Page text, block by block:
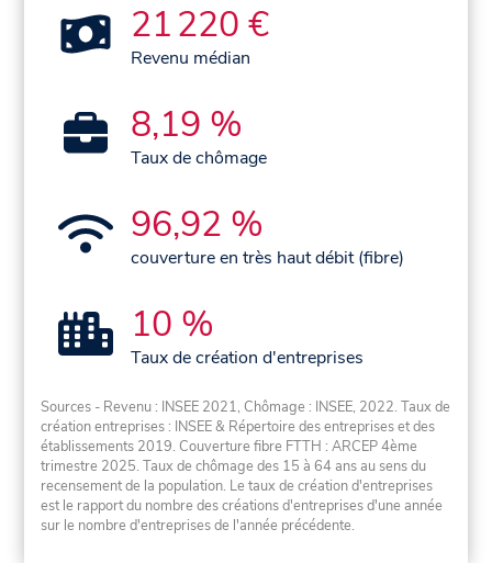
21 220 €
Revenu médian
8,19 %
Taux de chômage
96,92 %
couverture en très haut débit (fibre)
10 %
Taux de création d'entreprises
Sources - Revenu : INSEE 2021, Chômage : INSEE, 2022. Taux de
création entreprises : INSEE & Répertoire des entreprises et des
établissements 2019. Couverture fibre FTTH : ARCEP 4ème
trimestre 2025. Taux de chômage des 15 à 64 ans au sens du
recensement de la population. Le taux de création d'entreprises
est le rapport du nombre des créations d'entreprises d'une année
sur le nombre d'entreprises de l'année précédente.